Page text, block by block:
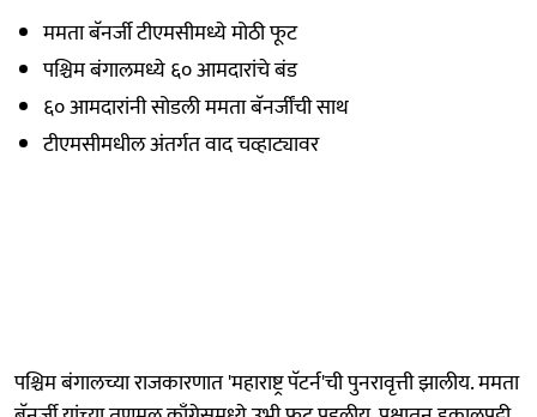
ममता बॅनर्जी टीएमसीमध्ये मोठी फूट
पश्चिम बंगालमध्ये ६० आमदारांचे बंड
६० आमदारांनी सोडली ममता बॅनर्जींची साथ
टीएमसीमधील अंतर्गत वाद चव्हाट्यावर
पश्चिम बंगालच्या राजकारणात 'महाराष्ट्र पॅटर्न'ची पुनरावृत्ती झालीय. ममता